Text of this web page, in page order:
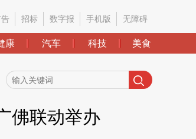
告 招标 数字报 手机版 无障碍
康 汽车 科技 美食
佛联动举办